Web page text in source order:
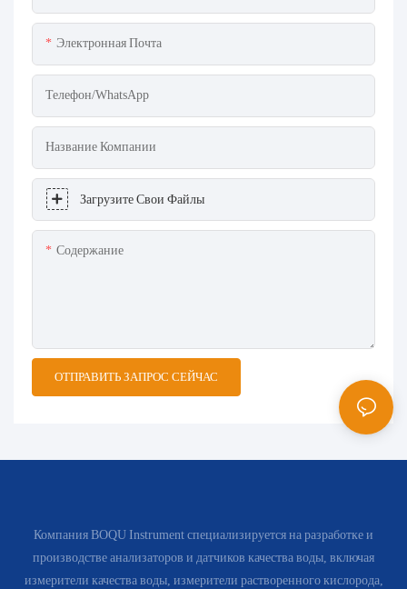
Электронная Почта
Телефон/WhatsApp
Название Компании
Загрузите Свои Файлы
Содержание
ОТПРАВИТЬ ЗАПРОС СЕЙЧАС
Компания BOQU Instrument специализируется на разработке и
производстве анализаторов и датчиков качества воды, включая
измерители качества воды, измерители растворенного кислорода,